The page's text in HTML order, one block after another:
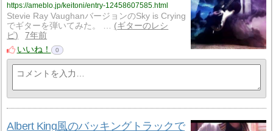
https://ameblo.jp/keitoni/entry-12458607585.html
Stevie Ray VaughanバージョンのSky is Crying
でギターを弾いてみた。 …
ギターのレシ
ピ
7年前
いいね！
0
Albert King風のバッキングトラックで